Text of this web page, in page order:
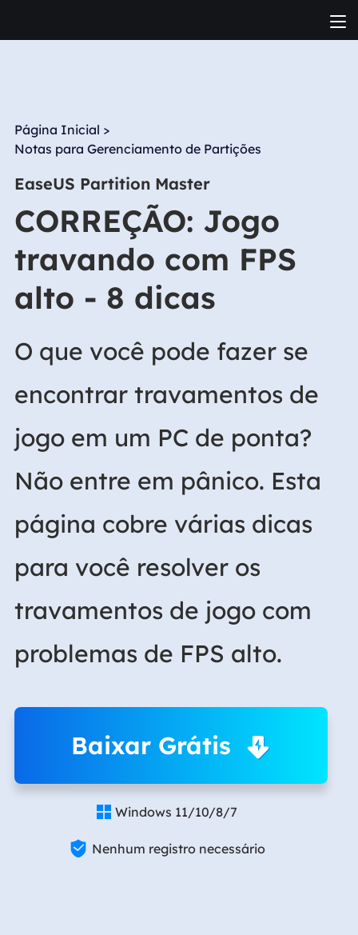
Página Inicial >
Notas para Gerenciamento de Partições
EaseUS Partition Master
CORREÇÃO: Jogo
travando com FPS
alto - 8 dicas
O que você pode fazer se
encontrar travamentos de
jogo em um PC de ponta?
Não entre em pânico. Esta
página cobre várias dicas
para você resolver os
travamentos de jogo com
problemas de FPS alto.
Baixar Grátis
 Windows 11/10/8/7
 Nenhum registro necessário